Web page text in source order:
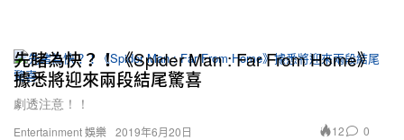
Entertainment 娛樂
先睹為快？！《Spider Man : Far From Home》
據悉將迎來兩段結尾驚喜
劇透注意！！
2019年6月20日 12 0